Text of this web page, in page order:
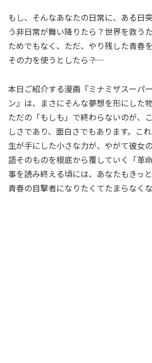
もし、そんなあなたの日常に、ある日
う非日常が舞い降りたら？世界を救う
ためでもなく、ただ、やり残した青春
その力を使うとしたら――？
本日ご紹介する漫画『ミナミザスーパ
ン』は、まさにそんな夢想を形にした
ただの「もしも」で終わらないのが、
しさであり、面白さでもあります。こ
生が手にした小さな力が、やがて彼女
語そのものを根底から覆していく「革
事を読み終える頃には、あなたもきっ
青春の目撃者になりたくてたまらなくな